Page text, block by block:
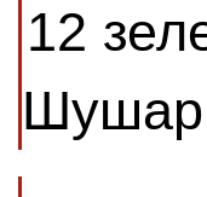
12
Шушар